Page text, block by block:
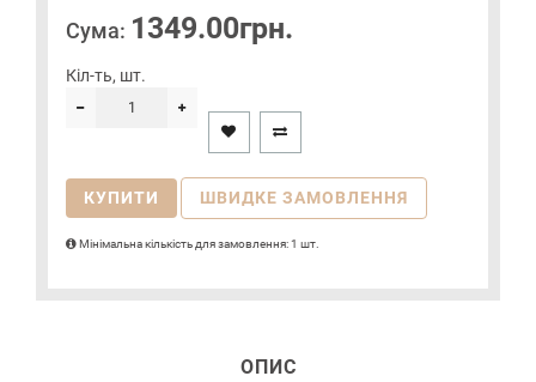
Сума: 1349.00грн.
Кіл-ть, шт.
КУПИТИ ШВИДКЕ ЗАМОВЛЕННЯ
Мінімальна кількість для замовлення: 1 шт.
ОПИС